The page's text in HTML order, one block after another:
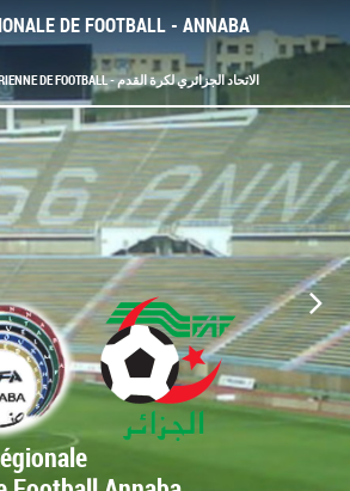
DE FOOTBALL - ANNABA
FÉDÉRATION ALGÉRIENNE DE FOOTBALL - الاتحاد الجزائري لكرة القدم